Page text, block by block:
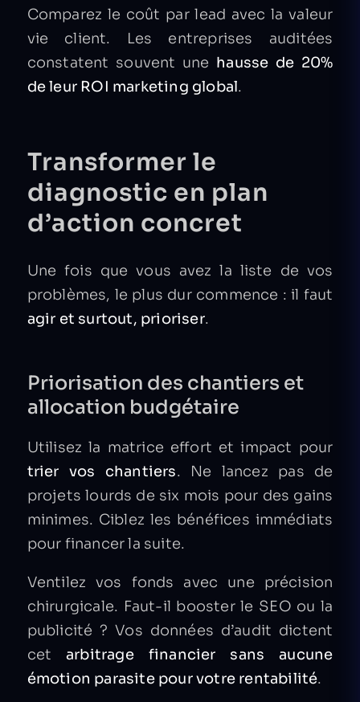
Comparez le coût par lead avec la valeur
vie client. Les entreprises auditées
constatent souvent une hausse de 20%
de leur ROI marketing global.
Transformer le
diagnostic en plan
d’action concret
Une fois que vous avez la liste de vos
problèmes, le plus dur commence : il faut
agir et surtout, prioriser.
Priorisation des chantiers et
allocation budgétaire
Utilisez la matrice effort et impact pour
trier vos chantiers. Ne lancez pas de
projets lourds de six mois pour des gains
minimes. Ciblez les bénéfices immédiats
pour financer la suite.
Ventilez vos fonds avec une précision
chirurgicale. Faut-il booster le SEO ou la
publicité ? Vos données d’audit dictent
cetarbitrage financier sans aucune
émotion parasite pour votre rentabilité.